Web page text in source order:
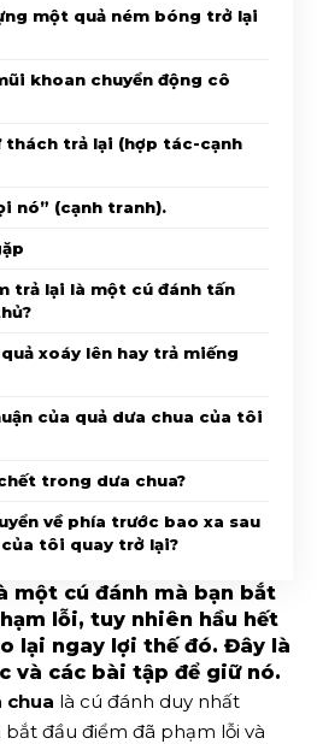
một quả ném bóng trở lại
khoan chuyển động cô
thách trả lại (hợp tác-cạnh
nó” (cạnh tranh).
trả lại là một cú đánh tấn
xoáy lên hay trả miếng
của quả dưa chua của tôi
trong dưa chua?
về phía trước bao xa sau
tôi quay trở lại?
một cú đánh mà bạn bắt
lỗi, tuy nhiên hầu hết
lại ngay lợi thế đó. Đây là
và các bài tập để giữ nó.
chua là cú đánh duy nhất
đầu điểm đã phạm lỗi và